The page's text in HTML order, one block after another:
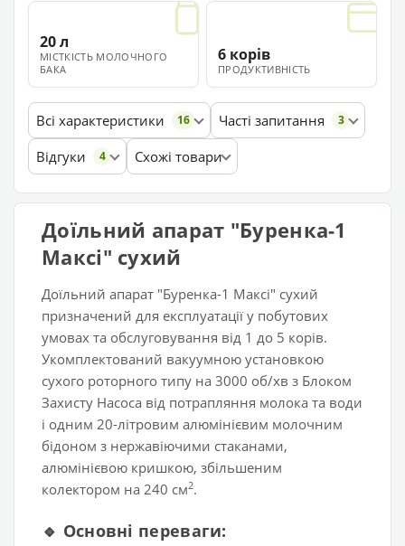
МІСТКІСТЬ МОЛОЧНОГО
БАКА
20 л
ПРОДУКТИВНІСТЬ
6 корів
Всі характеристики 16 Часті запитання 3
Відгуки 4 Схожі товари
Доїльний апарат "Буренка-1
Максі" сухий
Доїльний апарат "Буренка-1 Максі" сухий
призначений для експлуатації у побутових
умовах та обслуговування від 1 до 5 корів.
Укомплектований вакуумною установкою
сухого роторного типу на 3000 об/хв з Блоком
Захисту Насоса від потрапляння молока та води
і одним 20-літровим алюмінієвим молочним
бідоном з нержавіючими стаканами,
алюмінієвою кришкою, збільшеним
колектором на 240 см2.
🔹 Основні переваги: